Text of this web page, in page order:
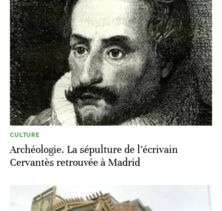
CULTURE
Archéologie. La sépulture de l’écrivain
Cervantès retrouvée à Madrid